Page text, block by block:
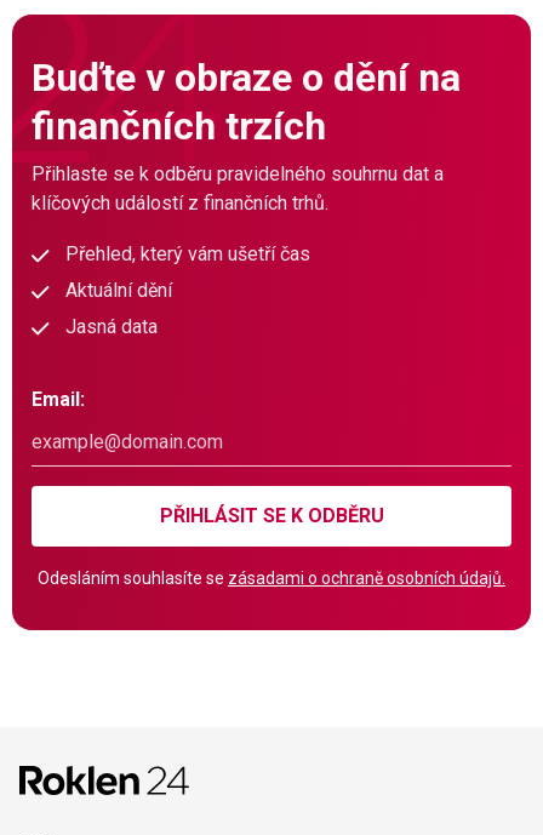
Buďte v obraze o dění na
finančních trzích
Přihlaste se k odběru pravidelného souhrnu dat a
klíčových událostí z finančních trhů.
Přehled, který vám ušetří čas
Aktuální dění
Jasná data
Email:
PŘIHLÁSIT SE K ODBĚRU
Odesláním souhlasíte se zásadami o ochraně osobních údajů.